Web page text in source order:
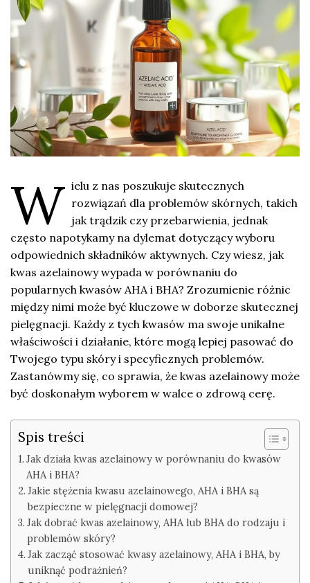
W ielu z nas poszukuje skutecznych
rozwiązań dla problemów skórnych, takich
jak trądzik czy przebarwienia, jednak
często napotykamy na dylemat dotyczący wyboru
odpowiednich składników aktywnych. Czy wiesz, jak
kwas azelainowy wypada w porównaniu do
popularnych kwasów AHA i BHA? Zrozumienie różnic
między nimi może być kluczowe w doborze skutecznej
pielęgnacji. Każdy z tych kwasów ma swoje unikalne
właściwości i działanie, które mogą lepiej pasować do
Twojego typu skóry i specyficznych problemów.
Zastanówmy się, co sprawia, że kwas azelainowy może
być doskonałym wyborem w walce o zdrową cerę.
Spis treści
Jak działa kwas azelainowy w porównaniu do kwasów
AHA i BHA?
Jakie stężenia kwasu azelainowego, AHA i BHA są
bezpieczne w pielęgnacji domowej?
Jak dobrać kwas azelainowy, AHA lub BHA do rodzaju i
problemów skóry?
Jak zacząć stosować kwasy azelainowy, AHA i BHA, by
uniknąć podrażnień?